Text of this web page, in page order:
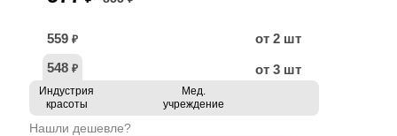
559 ₽
от 2 шт
548 ₽ от 3 шт
Индустрия
красоты
Мед.
учреждение
Нашли дешевле?